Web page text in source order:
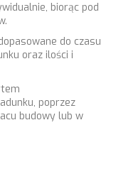
biorąc pod
do czasu
oraz ilości i
poprzez
budowy lub w